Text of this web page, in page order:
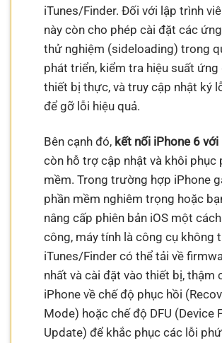
iTunes/Finder. Đối với lập trình
này còn cho phép cài đặt các
thử nghiệm (sideloading) trong
phát triển, kiểm tra hiệu suất ứng
thiết bị thực, và truy cập nhật ký
để gỡ lỗi hiệu quả.
Bên cạnh đó, kết nối iPhone 6 với
còn hỗ trợ cập nhật và khôi phục
mềm. Trong trường hợp iPhone
phần mềm nghiêm trọng hoặc
nâng cấp phiên bản iOS một
công, máy tính là công cụ không
iTunes/Finder có thể tải về
nhất và cài đặt vào thiết bị, thậm
iPhone về chế độ phục hồi
Mode) hoặc chế độ DFU (Device
Update) để khắc phục các lỗi